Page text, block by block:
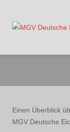
Inhalt
Einen Überblick
MGV Deutsche